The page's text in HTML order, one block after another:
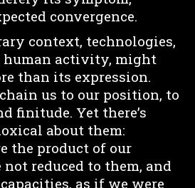
convergence.
context, technologies,
human activity, might
than its expression.
us to our position, to
finitude. Yet there’s
about them:
the product of our
reduced to them, and
as if we were